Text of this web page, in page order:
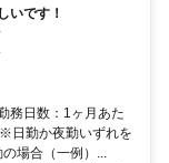
いです！
務日数：1ヶ月あた
日勤か夜勤いずれを
場合（一例）...